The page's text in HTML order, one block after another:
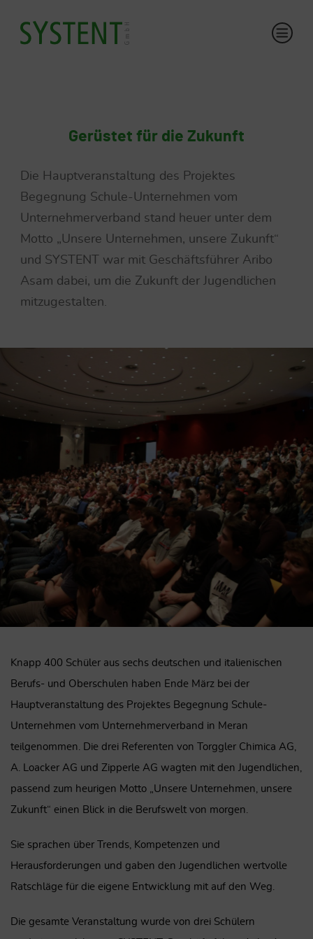
Gerüstet für die Zukunft
Die Hauptveranstaltung des Projektes
Begegnung Schule-Unternehmen vom
Unternehmerverband stand heuer unter dem
Motto „Unsere Unternehmen, unsere Zukunft“
und SYSTENT war mit Geschäftsführer Aribo
Asam dabei, um die Zukunft der Jugendlichen
mitzugestalten.
Knapp 400 Schüler aus sechs deutschen und italienischen
Berufs- und Oberschulen haben Ende März bei der
Hauptveranstaltung des Projektes Begegnung Schule-
Unternehmen vom Unternehmerverband in Meran
teilgenommen. Die drei Referenten von Torggler Chimica AG,
A. Loacker AG und Zipperle AG wagten mit den Jugendlichen,
passend zum heurigen Motto „Unsere Unternehmen, unsere
Zukunft“ einen Blick in die Berufswelt von morgen.
Sie sprachen über Trends, Kompetenzen und
Herausforderungen und gaben den Jugendlichen wertvolle
Ratschläge für die eigene Entwicklung mit auf den Weg.
Die gesamte Veranstaltung wurde von drei Schülern